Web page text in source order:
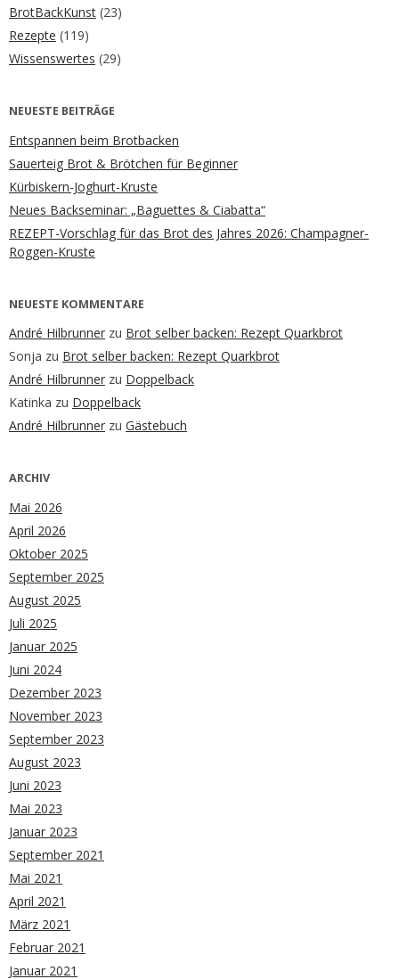
BrotBackKunst (23)
Rezepte (119)
Wissenswertes (29)
NEUESTE BEITRÄGE
Entspannen beim Brotbacken
Sauerteig Brot & Brötchen für Beginner
Kürbiskern-Joghurt-Kruste
Neues Backseminar: „Baguettes & Ciabatta“
REZEPT-Vorschlag für das Brot des Jahres 2026: Champagner-
Roggen-Kruste
NEUESTE KOMMENTARE
André Hilbrunner zu Brot selber backen: Rezept Quarkbrot
Sonja zu Brot selber backen: Rezept Quarkbrot
André Hilbrunner zu Doppelback
Katinka zu Doppelback
André Hilbrunner zu Gästebuch
ARCHIV
Mai 2026
April 2026
Oktober 2025
September 2025
August 2025
Juli 2025
Januar 2025
Juni 2024
Dezember 2023
November 2023
September 2023
August 2023
Juni 2023
Mai 2023
Januar 2023
September 2021
Mai 2021
April 2021
März 2021
Februar 2021
Januar 2021